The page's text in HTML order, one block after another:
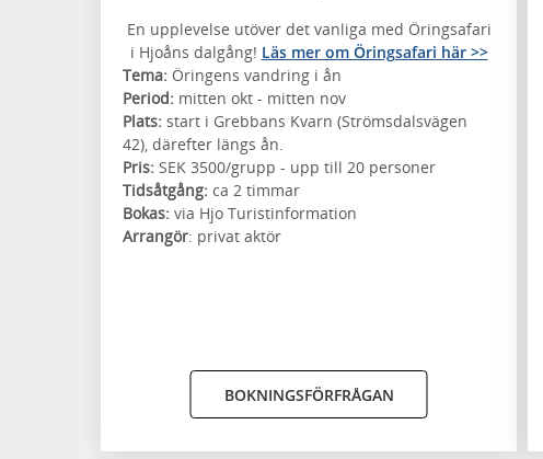
En upplevelse utöver det vanliga med Öringsafari
i Hjoåns dalgång! Läs mer om Öringsafari här >>
Tema: Öringens vandring i ån
Period: mitten okt - mitten nov
Plats: start i Grebbans Kvarn (Strömsdalsvägen
42), därefter längs ån.
Pris: SEK 3500/grupp - upp till 20 personer
Tidsåtgång: ca 2 timmar
Bokas: via Hjo Turistinformation
Arrangör: privat aktör
BOKNINGSFÖRFRÅGAN